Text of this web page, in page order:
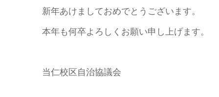
新年あけましておめでとうございます。
本年も何卒よろしくお願い申し上げます。
当仁校区自治協議会